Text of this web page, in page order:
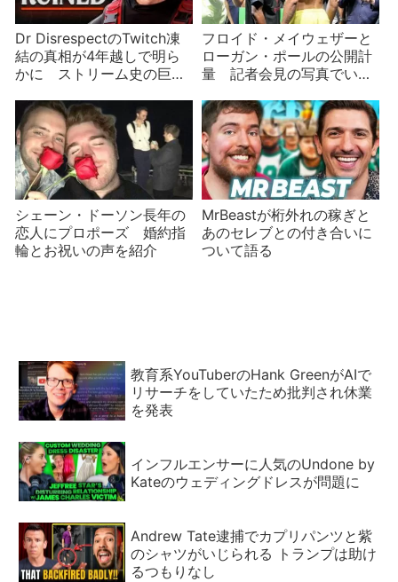
Dr DisrespectのTwitch凍
結の真相が4年越しで明ら
かに ストリーム史の巨大
フロイド・メイウェザーと
ローガン・ポールの公開計
量 記者会見の写真でいじ
シェーン・ドーソン長年の
恋人にプロポーズ 婚約指
輪とお祝いの声を紹介
MrBeastが桁外れの稼ぎと
あのセレブとの付き合いに
ついて語る
教育系YouTuberのHank GreenがAIで
リサーチをしていたため批判され休業
を発表
インフルエンサーに人気のUndone by
Kateのウェディングドレスが問題に
Andrew Tate逮捕でカプリパンツと紫
のシャツがいじられる トランプは助け
るつもりなし